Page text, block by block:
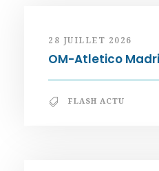
28 JUILLET 2026
OM-Atletico
FLASH ACTU